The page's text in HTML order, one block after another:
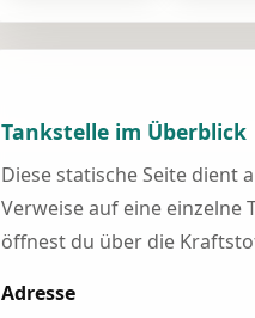
Tankstelle im Überblick
Diese statische Seite dient
Verweise auf eine einzelne
öffnest du über die
Adresse